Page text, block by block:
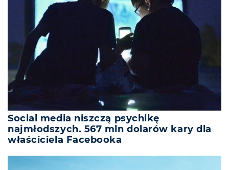
Social media niszczą psychikę
najmłodszych. 567 mln dolarów kary dla
właściciela Facebooka